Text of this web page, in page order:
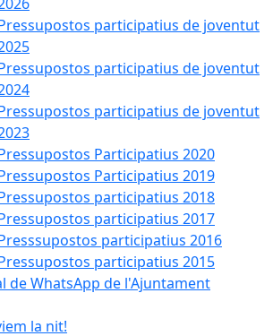
participatius de joventut
participatius de joventut
participatius de joventut
Participatius 2020
Participatius 2019
participatius 2018
participatius 2017
participatius 2016
participatius 2015
de WhatsApp de l'Ajuntament
la nit!